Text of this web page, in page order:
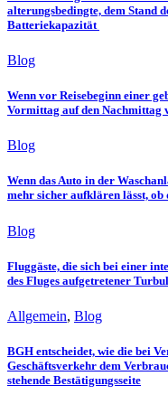
alterungsbedingte, dem Stand
Batteriekapazität
Blog
Wenn vor Reisebeginn einer
Vormittag auf den Nachmittag
Blog
Wenn das Auto in der
mehr sicher aufklären lässt,
Blog
Fluggäste, die sich bei einer
des Fluges aufgetretener
Allgemein, Blog
BGH entscheidet, wie die bei
Geschäftsverkehr dem
stehende Bestätigungsseite